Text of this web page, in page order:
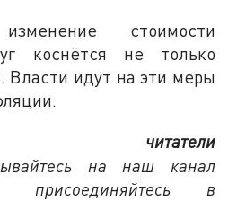
стоимости
коснётся не только
Власти идут на эти меры
читатели
на наш канал
в